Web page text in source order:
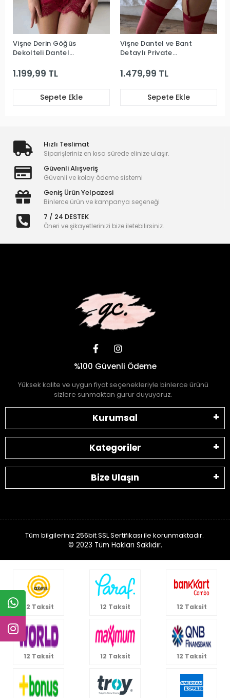
Vişne Derin Göğüs
Dekolteli Dantel
1.199,99 TL
Sepete Ekle
Vişne Dantel ve Bant
Detaylı Private
1.479,99 TL
Sepete Ekle
Hızlı Teslimat
Siparişleriniz en kısa sürede elinize ulaşır.
Güvenli Alışveriş
Güvenli ve kolay ödeme sistemi
Geniş Ürün Yelpazesi
Binlerce ürün ve kampanya seçeneği
7 / 24 DESTEK
Öneri ve şikayetlerinizi bize iletebilirsiniz.
%100 Güvenli Ödeme
Yüksek kalite ve uygun fiyat seçenekleriyle binlerce ürünü
sizlere sunmaktan gurur duyuyoruz.
Kurumsal
Kategoriler
Bize Ulaşın
Tüm bilgileriniz 256bit SSL Sertifikası ile korunmaktadır.
© 2023 Tüm Hakları Saklıdır.
12 Taksit 12 Taksit 12 Taksit
12 Taksit 12 Taksit 12 Taksit